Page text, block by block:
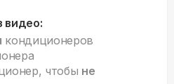
видео:
кондиционеров
чтобы не